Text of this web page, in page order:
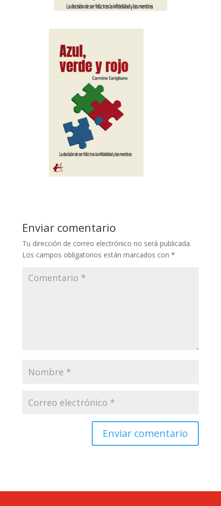
Enviar comentario
Tu dirección de correo electrónico no será publicada.
Los campos obligatorios están marcados con *